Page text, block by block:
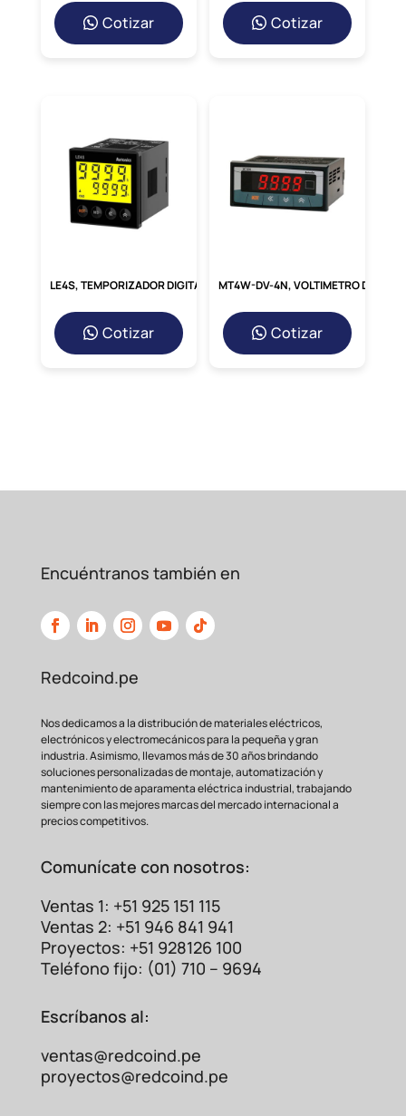
electromagnética.
Beneficio
Sin Partes
Móviles
Operación silenciosa yvida
útil extremadamente larga
sin desgaste mecánico.
Alta Velocidad
de
Permite ciclos de
relevador electromecánico.
Vibraciones y
Golpes
industrial en entornos
difíciles.
Ausencia de
ArcoEléctrico
Mayor seguridad y
compatibilidad
Aplicaciones Ideales para el
SSR Monofásico 25A
La versatilidad del G3NA-225B lo convierte
en un componentefundamental para una
Cotizar Cotizar
Cotizar Cotizar
Encuéntranos también en
Redcoind.pe
Nos dedicamos a la distribución de materiales eléctricos,
electrónicos y electromecánicos para la pequeña y gran
industria. Asimismo, llevamos más de 30 años brindando
soluciones personalizadas de montaje, automatización y
mantenimiento de aparamenta eléctrica industrial, trabajando
siempre con las mejores marcas del mercado internacional a
precios competitivos.
Comunícate con nosotros:
Ventas 1: +51 925 151 115
Ventas 2: +51 946 841 941
Proyectos: +51 928126 100
Teléfono fijo: (01) 710 – 9694
Escríbanos al:
ventas@redcoind.pe
proyectos@redcoind.pe